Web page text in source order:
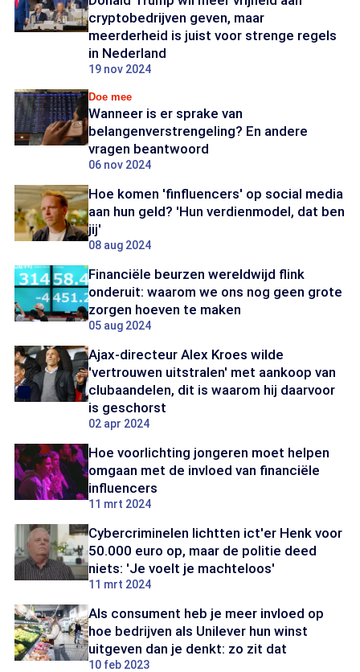
cryptobedrijven geven, maar
meerderheid is juist voor strenge regels
in Nederland
19 nov 2024
Doe mee
Wanneer is er sprake van
belangenverstrengeling? En andere
vragen beantwoord
06 nov 2024
Hoe komen 'finfluencers' op social media
aan hun geld? 'Hun verdienmodel, dat ben
jij'
08 aug 2024
Financiële beurzen wereldwijd flink
onderuit: waarom we ons nog geen grote
zorgen hoeven te maken
05 aug 2024
Ajax-directeur Alex Kroes wilde
'vertrouwen uitstralen' met aankoop van
clubaandelen, dit is waarom hij daarvoor
is geschorst
02 apr 2024
Hoe voorlichting jongeren moet helpen
omgaan met de invloed van financiële
influencers
11 mrt 2024
Cybercriminelen lichtten ict'er Henk voor
50.000 euro op, maar de politie deed
niets: 'Je voelt je machteloos'
11 mrt 2024
Als consument heb je meer invloed op
hoe bedrijven als Unilever hun winst
uitgeven dan je denkt: zo zit dat
10 feb 2023